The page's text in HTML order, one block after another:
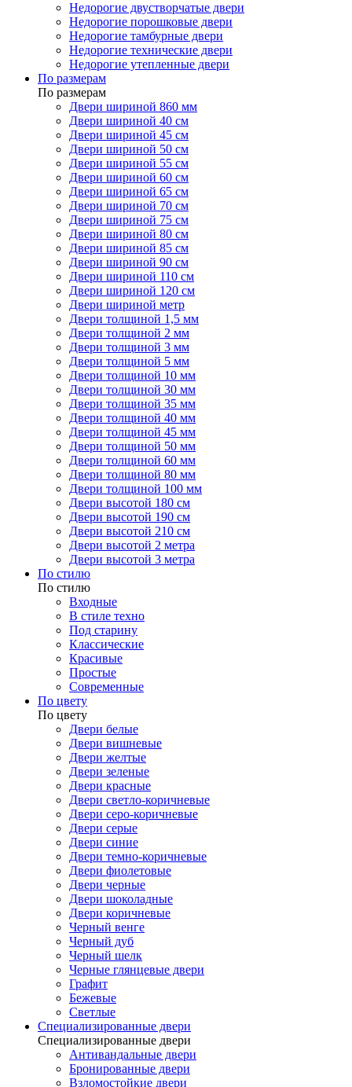
Недорогие двустворчатые двери
Недорогие порошковые двери
Недорогие тамбурные двери
Недорогие технические двери
Недорогие утепленные двери
По размерам
По размерам
Двери шириной 860 мм
Двери шириной 40 см
Двери шириной 45 см
Двери шириной 50 см
Двери шириной 55 см
Двери шириной 60 см
Двери шириной 65 см
Двери шириной 70 см
Двери шириной 75 см
Двери шириной 80 см
Двери шириной 85 см
Двери шириной 90 см
Двери шириной 110 см
Двери шириной 120 см
Двери шириной метр
Двери толщиной 1,5 мм
Двери толщиной 2 мм
Двери толщиной 3 мм
Двери толщиной 5 мм
Двери толщиной 10 мм
Двери толщиной 30 мм
Двери толщиной 35 мм
Двери толщиной 40 мм
Двери толщиной 45 мм
Двери толщиной 50 мм
Двери толщиной 60 мм
Двери толщиной 80 мм
Двери толщиной 100 мм
Двери высотой 180 см
Двери высотой 190 см
Двери высотой 210 см
Двери высотой 2 метра
Двери высотой 3 метра
По стилю
По стилю
Входные
В стиле техно
Под старину
Классические
Красивые
Простые
Современные
По цвету
По цвету
Двери белые
Двери вишневые
Двери желтые
Двери зеленые
Двери красные
Двери светло-коричневые
Двери серо-коричневые
Двери серые
Двери синие
Двери темно-коричневые
Двери фиолетовые
Двери черные
Двери шоколадные
Двери коричневые
Черный венге
Черный дуб
Черный шелк
Черные глянцевые двери
Графит
Бежевые
Светлые
Специализированные двери
Специализированные двери
Антивандальные двери
Бронированные двери
Взломостойкие двери